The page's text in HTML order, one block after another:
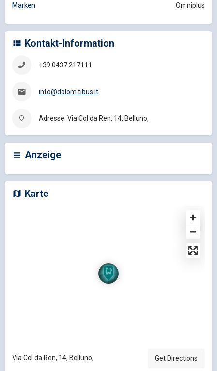
Marken Omniplus
Kontakt-Information
+39 0437 217111
info@dolomitibus.it
Adresse: Via Col da Ren, 14, Belluno,
Anzeige
Karte
Via Col da Ren, 14, Belluno, Get Directions